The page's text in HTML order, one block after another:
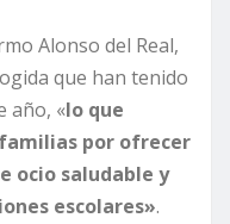
Alonso del Real,
que han tenido
año, «lo que
por ofrecer
ocio saludable y
escolares».